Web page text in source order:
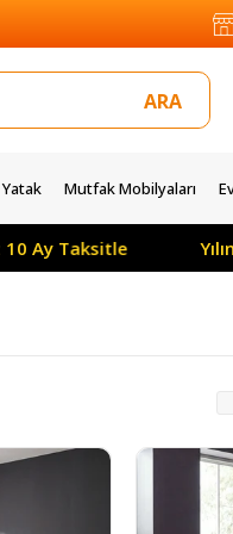
Yatak Mutfak Mobilyaları
Yılın Kampanyası: